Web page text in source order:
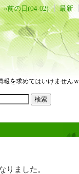
«前の日(04-02) 最新
を求めてはいけませんｗ
りました。